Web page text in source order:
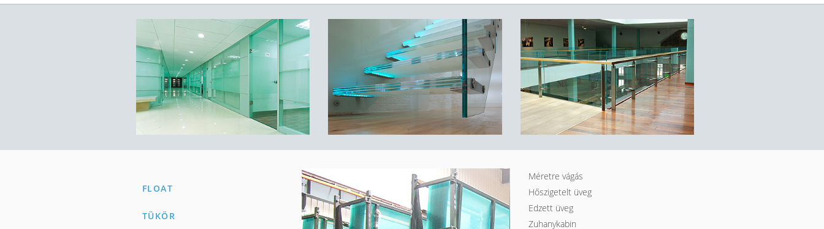
FLOAT
TÜKÖR
Méretre vágás
Hőszigetelt üveg
Edzett üveg
Zuhanykabin